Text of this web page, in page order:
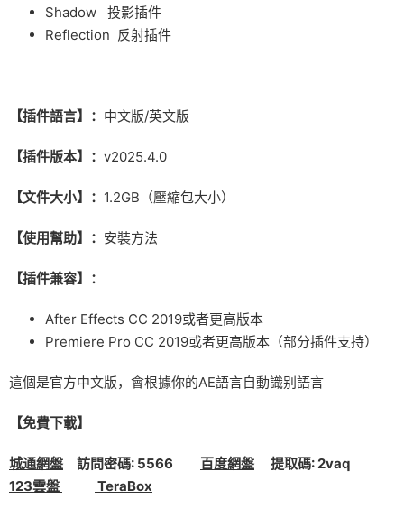
Shadow 投影插件
Reflection 反射插件
【插件語言】： 中文版/英文版
【插件版本】： v2025.4.0
【文件大小】： 1.2GB（壓縮包大小）
【使用幫助】： 安裝方法
【插件兼容】：
After Effects CC 2019或者更高版本
Premiere Pro CC 2019或者更高版本（部分插件支持）
這個是官方中文版，會根據你的AE語言自動識别語言
【免費下載】
城通網盤 訪問密碼: 5566 百度網盤 提取碼: 2vaq
123雲盤
TeraBox